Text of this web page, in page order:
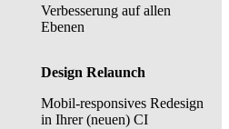
Verbesserung auf allen
Ebenen
Design Relaunch
Mobil-responsives Redesign
in Ihrer (neuen) CI